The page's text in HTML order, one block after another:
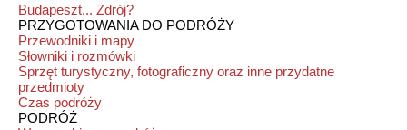
Budapeszt... Zdrój?
PRZYGOTOWANIA DO PODRÓŻY
Przewodniki i mapy
Słowniki i rozmówki
Sprzęt turystyczny, fotograficzny oraz inne przydatne
przedmioty
Czas podróży
PODRÓŻ